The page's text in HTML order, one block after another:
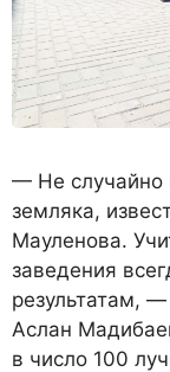
— Не случайно
земляка,
Мауленова.
заведения
результатам,
Аслан
в число 100